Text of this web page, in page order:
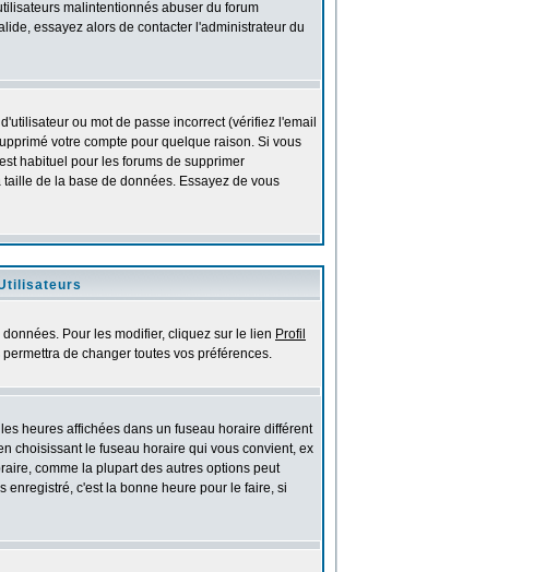
malintentionnés abuser du forum
essayez alors de contacter l'administrateur du
ou mot de passe incorrect (vérifiez l'email
votre compte pour quelque raison. Si vous
habituel pour les forums de supprimer
de la base de données. Essayez de vous
Pour les modifier, cliquez sur le lien Profil
de changer toutes vos préférences.
heures affichées dans un fuseau horaire différent
choisissant le fuseau horaire qui vous convient, ex
comme la plupart des autres options peut
enregistré, c'est la bonne heure pour le faire, si